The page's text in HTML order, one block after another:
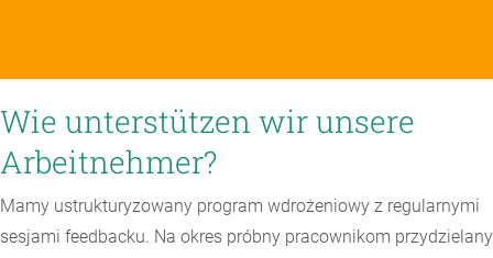
Wie unterstützen wir unsere
Arbeitnehmer?
Mamy ustrukturyzowany program wdrożeniowy z regularnymi
sesjami feedbacku. Na okres próbny pracownikom przydzielany